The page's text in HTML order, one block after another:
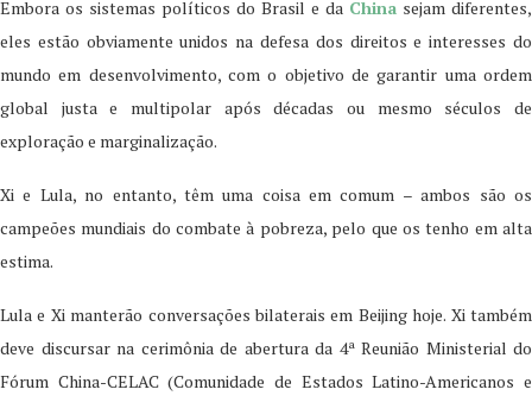
Embora os sistemas políticos do Brasil e da China sejam diferentes,
eles estão obviamente unidos na defesa dos direitos e interesses do
mundo em desenvolvimento, com o objetivo de garantir uma ordem
global justa e multipolar após décadas ou mesmo séculos de
exploração e marginalização.
Xi e Lula, no entanto, têm uma coisa em comum – ambos são os
campeões mundiais do combate à pobreza, pelo que os tenho em alta
estima.
Lula e Xi manterão conversações bilaterais em Beijing hoje. Xi também
deve discursar na cerimônia de abertura da 4ª Reunião Ministerial do
Fórum China-CELAC (Comunidade de Estados Latino-Americanos e